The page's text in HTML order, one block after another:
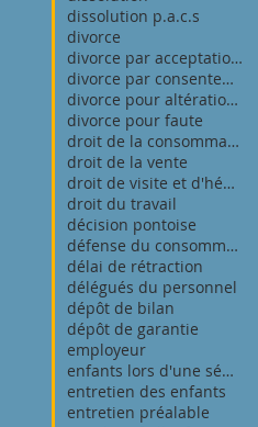
dissolution p.a.c.s
divorce
divorce par acceptation du principe de la rupture
divorce par consentement mutuel
divorce pour altération définitive du lien conjuga
divorce pour faute
droit de la consommation
droit de la vente
droit de visite et d'hébergement
droit du travail
décision pontoise
défense du consommateur
délai de rétraction
délégués du personnel
dépôt de bilan
dépôt de garantie
employeur
enfants lors d'une séparation
entretien des enfants
entretien préalable